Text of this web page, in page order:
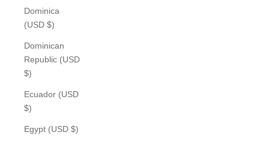
Dominica
(USD $)
Dominican
Republic (USD
$)
Ecuador (USD
$)
Egypt (USD $)